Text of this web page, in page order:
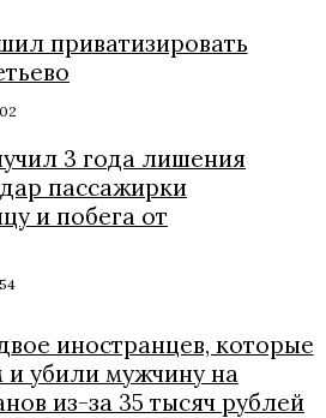
приватизировать
3 года лишения
пассажирки
и побега от
иностранцев, которые
убили мужчину на
из-за 35 тысяч рублей